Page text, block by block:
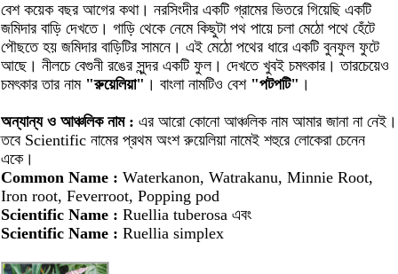
বেশ কয়েক বছর আগের কথা। নরসিংদীর একটি গ্রামের ভিতরে গিয়েছি একটি
জমিদার বাড়ি দেখতে। গাড়ি থেকে নেমে কিছুটা পথ পায়ে চলা মেঠো পথে হেঁটে
পৌছতে হয় জমিদার বাড়িটির সামনে। এই মেঠো পথের ধারে একটি বুনফুল ফুটে
আছে। নীলচে বেগুনী রঙের সুন্দর একটি ফুল। দেখতে খুবই চমৎকার। তারচেয়েও
চমৎকার তার নাম "রুয়েলিয়া" । বাংলা নামটিও বেশ "পটপটি" ।
অন্যান্য ও আঞ্চলিক নাম : এর আরো কোনো আঞ্চলিক নাম আমার জানা না নেই।
তবে Scientific নামের প্রথম অংশ রুয়েলিয়া নামেই শহুরে লোকেরা চেনেন
একে।
Common Name : Waterkanon, Watrakanu, Minnie Root,
Iron root, Feverroot, Popping pod
Scientific Name : Ruellia tuberosa এবং
Scientific Name : Ruellia simplex